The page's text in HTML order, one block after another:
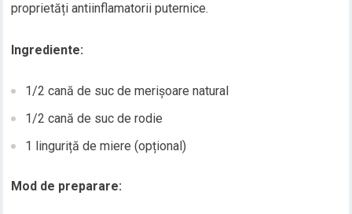
proprietăți antiinflamatorii puternice.
Ingrediente:
1/2 cană de suc de merișoare natural
1/2 cană de suc de rodie
1 linguriță de miere (opțional)
Mod de preparare: